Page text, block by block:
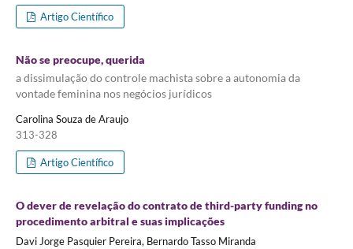
Artigo Científico
Não se preocupe, querida
a dissimulação do controle machista sobre a autonomia da
vontade feminina nos negócios jurídicos
Carolina Souza de Araujo
313-328
Artigo Científico
O dever de revelação do contrato de third-party funding no
procedimento arbitral e suas implicações
Davi Jorge Pasquier Pereira, Bernardo Tasso Miranda